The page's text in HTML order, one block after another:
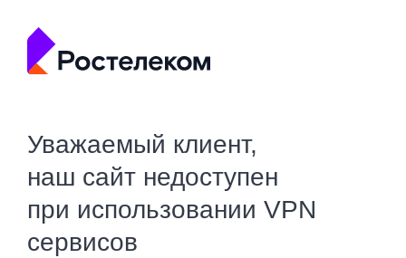
Уважаемый клиент,
наш сайт недоступен
при использовании VPN
сервисов